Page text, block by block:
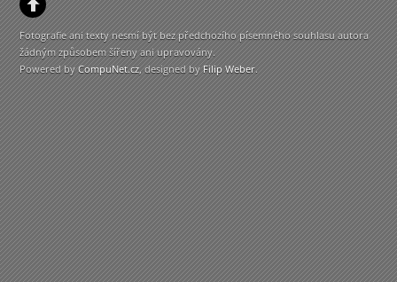
Fotografie ani texty nesmí být bez předchozího písemného souhlasu autora
žádným způsobem šířeny ani upravovány.
Powered byCompuNet.cz, designed byFilip Weber.